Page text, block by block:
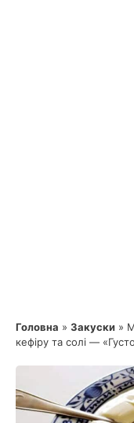
Головна » Закуски »
кефіру та солі —